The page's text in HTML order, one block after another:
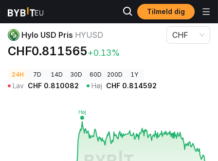
Tilmeld dig
Kryptopriser
Hylo USD Pris HYUSD
CHF0.811565+0.13%
CHF
24H 7D 14D 30D 60D 200D 1Y
Lav CHF 0.810082 Høj CHF 0.814592